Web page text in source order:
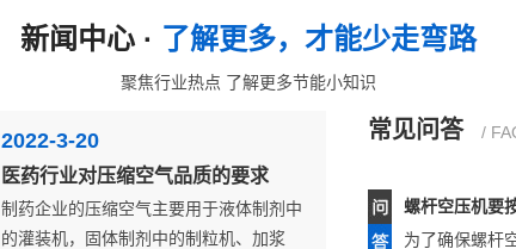
新闻中心 · 了解更多，才能少走弯路
聚焦行业热点 了解更多节能小知识
2022-3-20
医药行业对压缩空气品质的要求
制药企业的压缩空气主要用于液体制剂中
的灌装机，固体制剂中的制粒机、加浆
常见问答 /
其实螺杆压缩
能省的...